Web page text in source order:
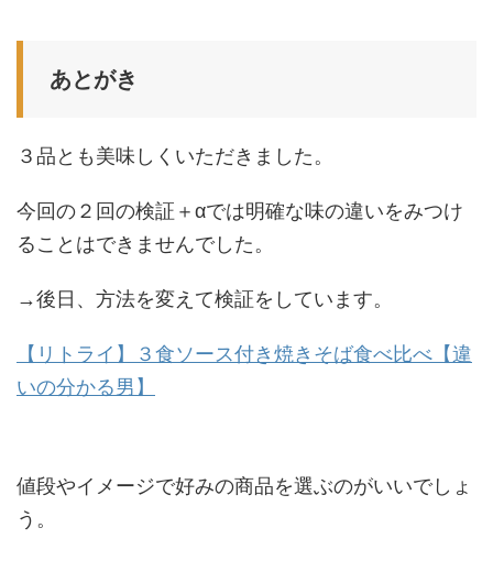
あとがき
３品とも美味しくいただきました。
今回の２回の検証＋αでは明確な味の違いをみつけ
ることはできませんでした。
→後日、方法を変えて検証をしています。
【リトライ】３食ソース付き焼きそば食べ比べ【違
いの分かる男】
値段やイメージで好みの商品を選ぶのがいいでしょ
う。